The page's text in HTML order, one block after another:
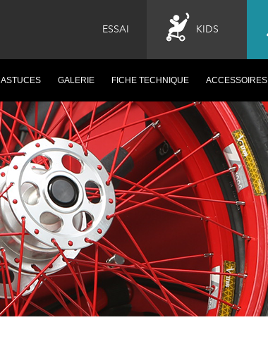
ESSAI KIDS
ASTUCES GALERIE FICHE TECHNIQUE ACCESSOIRES